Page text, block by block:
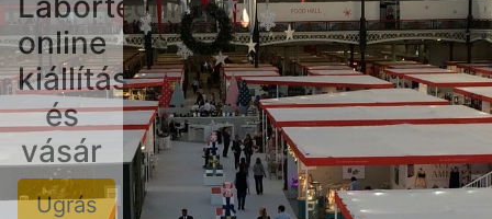
online
kiállítás
és
vásár
Ugrás